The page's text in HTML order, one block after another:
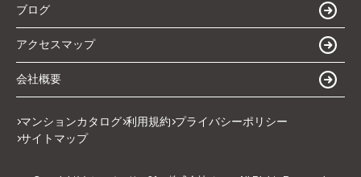
ブログ
アクセスマップ
会社概要
マンションカタログ 利用規約 プライバシーポリシー
サイトマップ